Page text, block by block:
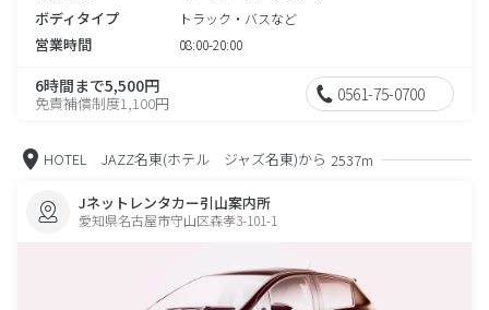
ボディタイプ トラック・バスなど
営業時間 08:00-20:00
6時間まで5,500円
免責補償制度1,100円 0561-75-0700
HOTEL JAZZ名東(ホテル ジャズ名東)から 2537m
Jネットレンタカー引山案内所
愛知県名古屋市守山区森孝3-101-1